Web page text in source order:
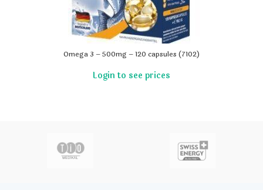
Omega 3 – 500mg – 120 capsules (7102)